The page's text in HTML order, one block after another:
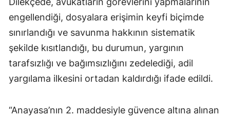
engellendiği, dosyalara erişimin keyfi biçimde
sınırlandığı ve savunma hakkının sistematik
şekilde kısıtlandığı, bu durumun, yargının
tarafsızlığı ve bağımsızlığını zedelediği, adil
yargılama ilkesini ortadan kaldırdığı ifade edildi.
“Anayasa’nın 2. maddesiyle güvence altına alınan